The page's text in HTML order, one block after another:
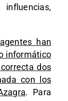
han
informático
dos
con los
. Para